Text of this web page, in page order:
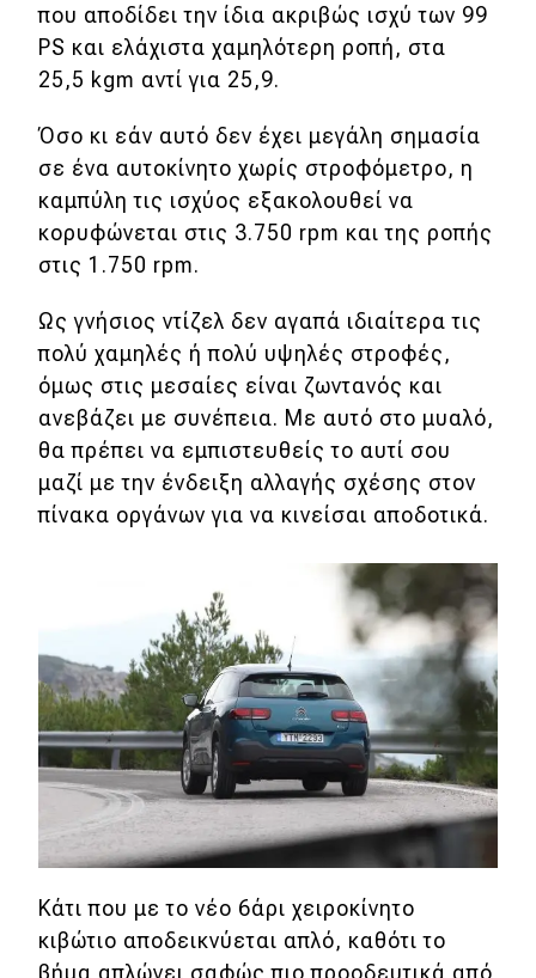
Δοκιμή
Αποστολή
Αγώνες
Formula 1
Motorsport
Eco
Νέα
Τεχνολογία
Σταθμοί φόρτισης
Classic
Νέα
Παρουσιάσεις
DRIVE Away
MOTO
που αποδίδει την ίδια ακριβώς ισχύ των 99
PS και ελάχιστα χαμηλότερη ροπή, στα
25,5 kgm αντί για 25,9.
Όσο κι εάν αυτό δεν έχει μεγάλη σημασία
σε ένα αυτοκίνητο χωρίς στροφόμετρο, η
καμπύλη τις ισχύος εξακολουθεί να
κορυφώνεται στις 3.750 rpm και της ροπής
στις 1.750 rpm.
Ως γνήσιος ντίζελ δεν αγαπά ιδιαίτερα τις
πολύ χαμηλές ή πολύ υψηλές στροφές,
όμως στις μεσαίες είναι ζωντανός και
ανεβάζει με συνέπεια. Με αυτό στο μυαλό,
θα πρέπει να εμπιστευθείς το αυτί σου
μαζί με την ένδειξη αλλαγής σχέσης στον
πίνακα οργάνων για να κινείσαι αποδοτικά.
Κάτι που με το νέο 6άρι χειροκίνητο
κιβώτιο αποδεικνύεται απλό, καθότι το